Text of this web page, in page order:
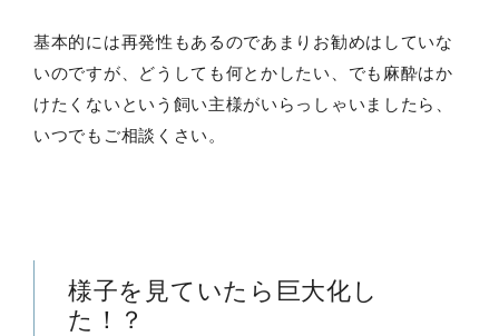
基本的には再発性もあるのであまりお勧めはしていな
いのですが、どうしても何とかしたい、でも麻酔はか
けたくないという飼い主様がいらっしゃいましたら、
いつでもご相談くさい。
様子を見ていたら巨大化し
た！？